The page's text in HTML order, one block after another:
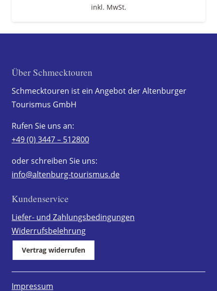
inkl. MwSt.
Über Schmecktouren
Schmecktouren ist ein Angebot der Altenburger
Tourismus GmbH
Rufen Sie uns an:
+49 (0) 3447 – 512800
oder schreiben Sie uns:
info@altenburg-tourismus.de
Kundenservice
Liefer- und Zahlungsbedingungen
Widerrufsbelehrung
Vertrag widerrufen
Impressum